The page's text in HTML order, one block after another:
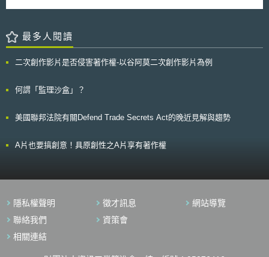
要內容為原創詩文，並非系爭圖片，亦未做為商業用途，並無侵權故意。
原告於本案中提出生成過程的影片佐證資料，北京互聯網法院認定呈現下列
具體生成(取捨、選擇、安排與設計)步驟： 一、選擇前述軟體程式提供的模
關類型、主體、環境、構圖、風格的提示詞，包括：「超逼真照片」與「彩
節；「外景」、「黃金時間」與「動態燈光」之環境提示；「機前瀏覽(眼
此類風格出現於生成內容。 三、進行相關參數設定，以及多次試驗的調
成作品(受著作權保護)，且原告享有該作品之著作權： 一、法院首先提出四
具有獨創性(原創性)；3.是否具有一定的表現形式；4.是否屬於智力成果。
「是否屬於智力成果」，法院認為從原告構思圖片到最終圖片選定為止，原
告進行了一定的智力投入，例如設計人物的呈現方式、選擇提示詞、安排提
示詞的順序、設置相關的參數、選擇符合預期的生成內容，已具備本要件。
三、至於「是否具有獨創性」，法院認為非有智力投入的都具有獨創性，如
智慧系統進行第三方評測提出八項建議作法，分別如下： 1.人工智慧稽核指
估標準與合適的稽核員證書。 2.改善資訊揭露：人工智慧系統雖然已經應用
在許多領域，但其運作模式尚缺乏透明度。NTIA認為未來可以透過類似營
制與偏差等重要資訊更加透明。 3.責任標準（Liability Standards）：聯邦
損害的法律責任問題。 4.增加第三方評測所需資源：聯邦政府應投入必要的
Institute）； (2)嚴格評估所需的運算資源與雲端基礎設施（Cloud
團隊； (4)培養第三方評測機構的專家人才。 5.開發及使用驗證工具：NTIA
建議各機關應記錄人工智慧的不良事件、建立人工智慧系統稽核的登記冊，
並根據需求提供評測、認證與文件紀錄。 8.契約：透過採購契約要求政府之
利害關係各方合作，以建立人工智慧風險的問責機制，並確保該問責報告之
最多人閱讀
二次創作影片是否侵害著作權-以谷阿莫二次創作影片為例
何謂「監理沙盒」？
美國聯邦法院有關Defend Trade Secrets Act的晚近見解與趨勢
A片也要搞創意！具原創性之A片享有著作權
隱私權聲明 徵才訊息
網站導覽
聯絡我們
資策會
相關連結